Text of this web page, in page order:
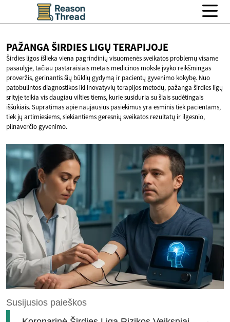
PAŽANGA ŠIRDIESLIGŲ TERAPIJOJE
Širdies ligos išlieka viena pagrindinių visuomenės sveikatos problemų visame
pasaulyje, tačiau pastaraisiais metais medicinos moksle įvyko reikšmingas
proveržis, gerinantis šių būklių gydymą ir pacientų gyvenimo kokybę. Nuo
patobulintos diagnostikos iki inovatyvių terapijos metodų, pažanga širdies ligų
srityje teikia vis daugiau vilties tiems, kurie susiduria su šiais sudėtingais
iššūkiais. Supratimas apie naujausius pasiekimus yra esminis tiek pacientams,
tiek jų artimiesiems, siekiantiems geresnių sveikatos rezultatų ir ilgesnio,
pilnaverčio gyvenimo.